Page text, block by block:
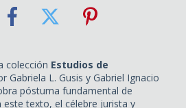
colección Estudios de
Gabriela L. Gusis y Gabriel Ignacio
póstuma fundamental de
este texto, el célebre jurista y